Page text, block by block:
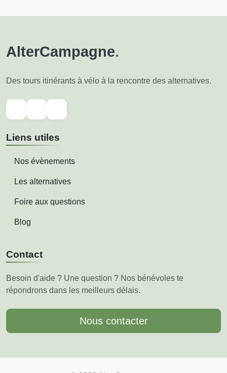
AlterCampagne.
Des tours itinérants à vélo à la rencontre des alternatives.
Liens utiles
Nos évènements
Les alternatives
Foire aux questions
Blog
Contact
Besoin d'aide ? Une question ? Nos bénévoles te
répondrons dans les meilleurs délais.
Nous contacter